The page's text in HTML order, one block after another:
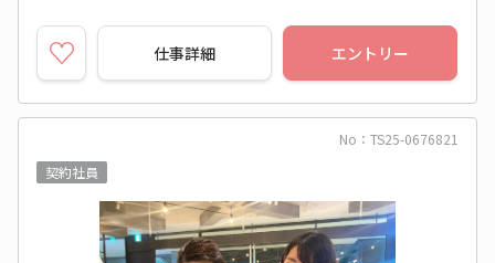
仕事詳細 エントリー
No：TS25-0676821
契約社員